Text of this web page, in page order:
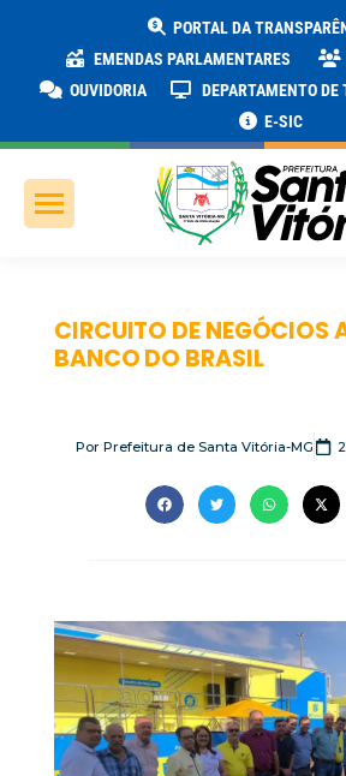
PORTAL DA
EMENDAS PARLAMENTARES
OUVIDORIA
DEPARTAMENTO DE
E-SIC
CIRCUITO DE NEGÓCIOS
BANCO DO BRASIL
PorPrefeitura de Santa Vitória-MG